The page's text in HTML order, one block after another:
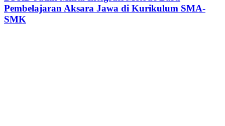
Pembelajaran Aksara Jawa di Kurikulum SMA-
SMK